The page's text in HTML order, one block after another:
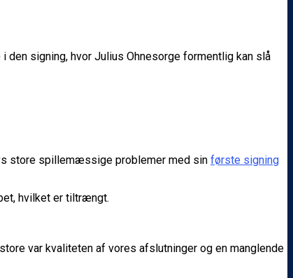
signing, hvor Julius Ohnesorge formentlig kan slå
store spillemæssige problemer med sin første signing
hvilket er tiltrængt.
var kvaliteten af vores afslutninger og en manglende